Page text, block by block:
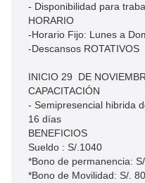
- Disponibilidad para
HORARIO
-Horario Fijo: Lunes a
-Descansos ROTATIVOS
INICIO 29 DE
CAPACITACIÓN
- Semipresencial hibrida
16 días
BENEFICIOS
Sueldo : S/.1040​
*Bono de permanencia:
*Bono de Movilidad: S/.